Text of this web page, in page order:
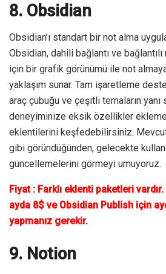
8. Obsidian
Obsidian’ı standart bir not alma
Obsidian, dahili bağlantı ve
için bir grafik görünümü ile not
yaklaşım sunar. Tam işaretleme
araç çubuğu ve çeşitli temaların yanı
deneyiminize eksik özellikler
eklentilerini keşfedebilirsiniz.
gibi göründüğünden, gelecekte
güncellemelerini görmeyi umuyoruz.
Fiyat : Farklı eklenti paketleri
ayda 8$ ve Obsidian Publish için
yapmanız gerekir.
9. Notion